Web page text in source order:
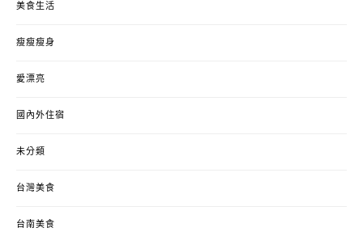
美食生活
瘦瘦瘦身
愛漂亮
國內外住宿
未分類
台灣美食
台南美食